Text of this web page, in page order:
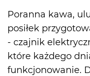
Poranna kawa,
posiłek
- czajnik
które każdego
funkcjonowanie.